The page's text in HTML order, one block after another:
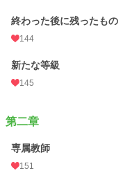
終わった後に残ったもの
144
新たな等級
145
第二章
専属教師
151